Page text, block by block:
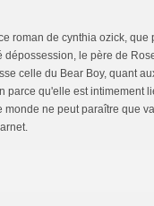
roman de cynthia ozick,
le père de
celle du Bear Boy, quant
parce qu'elle est intimement
monde ne peut paraître que